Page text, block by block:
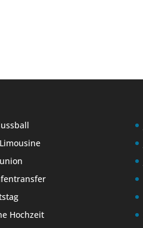
Hochzeit